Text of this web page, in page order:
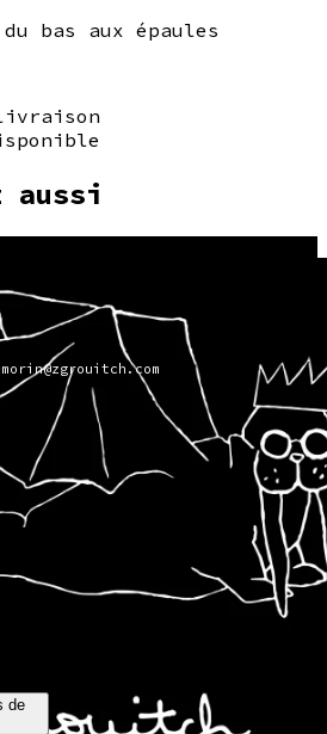
bas aux épaules
aussi
de